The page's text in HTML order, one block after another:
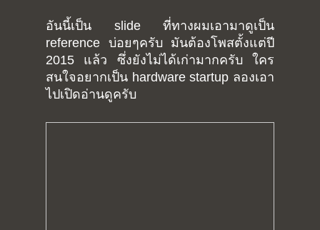
อันนี้เป็น slide ที่ทางผมเอามาดูเป็น
reference บ่อยๆครับ มันต้องโพสตั้งแต่ปี
2015 แล้ว ซึ่งยังไม่ได้เก่ามากครับ ใคร
สนใจอยากเป็น hardware startup ลองเอา
ไปเปิดอ่านดูครับ